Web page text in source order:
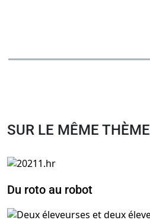
SUR LE MÊME THÈME
Du roto au robot